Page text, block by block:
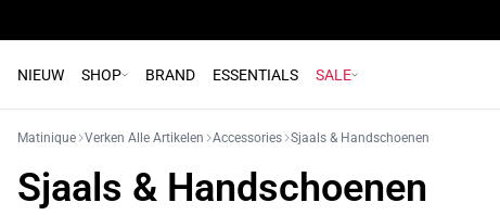
NIEUW SHOP BRAND ESSENTIALS SALE
Matinique Verken Alle Artikelen Accessories Sjaals & Handschoenen
Sjaals & Handschoenen